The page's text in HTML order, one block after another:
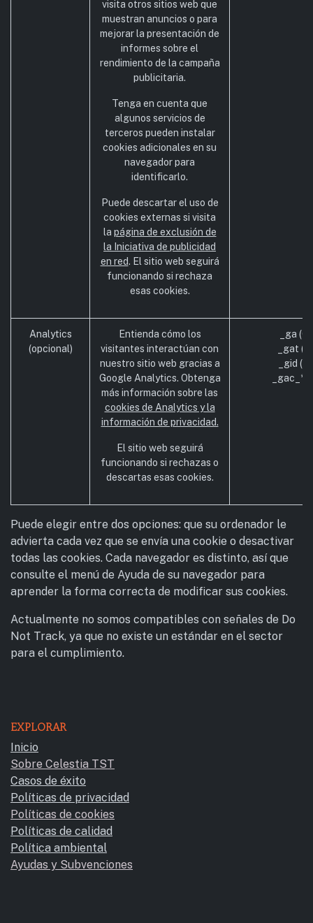
visita otros sitios web que
muestran anuncios o para
mejorar la presentación de
informes sobre el
rendimiento de la campaña
publicitaria.
Tenga en cuenta que
algunos servicios de
terceros pueden instalar
cookies adicionales en su
navegador para
identificarlo.
Puede descartar el uso de
cookies externas si visita
la página de exclusión de
la Iniciativa de publicidad
en red. El sitio web seguirá
funcionando si rechaza
esas cookies.
Analytics
(opcional)
Entienda cómo los
visitantes interactúan con
nuestro sitio web gracias a
Google Analytics. Obtenga
más información sobre las
cookies de Analytics y la
información de privacidad.
El sitio web seguirá
funcionando si rechazas o
descartas esas cookies.
_ga
_gat
_gid
_gac_*
Puede elegir entre dos opciones: que su ordenador le
advierta cada vez que se envía una cookie o desactivar
todas las cookies. Cada navegador es distinto, así que
consulte el menú de Ayuda de su navegador para
aprender la forma correcta de modificar sus cookies.
Actualmente no somos compatibles con señales de Do
Not Track, ya que no existe un estándar en el sector
para el cumplimiento.
EXPLORAR
Inicio
Sobre Celestia TST
Casos de éxito
Políticas de privacidad
Políticas de cookies
Políticas de calidad
Política ambiental
Ayudas y Subvencione​s